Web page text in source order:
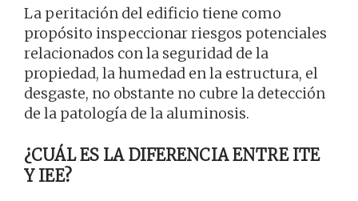
La peritación del edificio tiene como
propósito inspeccionar riesgos potenciales
relacionados con la seguridad de la
propiedad, la humedad en la estructura, el
desgaste, no obstante no cubre la detección
de la patología de la aluminosis.
¿CUÁL ES LA DIFERENCIA ENTRE ITE
Y IEE?